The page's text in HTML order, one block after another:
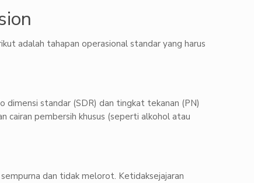
adalah tahapan operasional standar yang harus
dimensi standar (SDR) dan tingkat tekanan (PN)
cairan pembersih khusus (seperti alkohol atau
dan tidak melorot. Ketidaksejajaran